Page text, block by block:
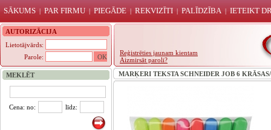
SĀKUMS | PAR FIRMU| PIEGĀDE | REKVIZĪTI | PALĪDZĪBA | IETEIKT
AUTORIZĀCIJA
Lietotājvārds:
Parole:
Reģistrēties jaunam kientam
Aizmirsāt paroli?
MEKLĒT
Cena: no: līdz:
MARĶERI TEKSTA SCHNEIDER JOB 6